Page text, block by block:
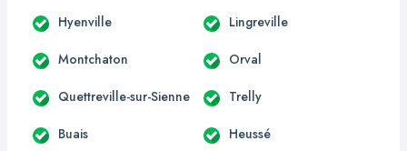
Hyenville Lingreville
Montchaton Orval
Quettreville-sur-Sienne Trelly
Buais Heussé